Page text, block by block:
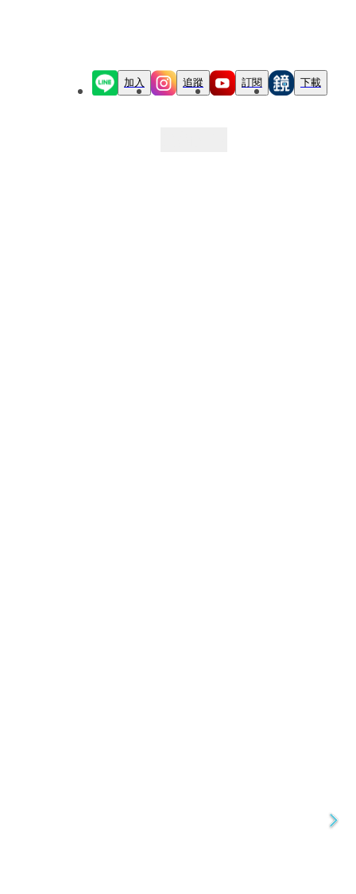
加入 追蹤 訂閱 下載